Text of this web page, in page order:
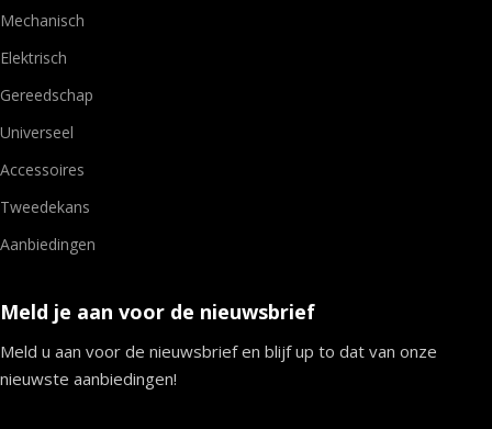
Mechanisch
Elektrisch
Gereedschap
Universeel
Accessoires
Tweedekans
Aanbiedingen
Meld je aan voor de nieuwsbrief
Meld u aan voor de nieuwsbrief en blijf up to dat van onze
nieuwste aanbiedingen!